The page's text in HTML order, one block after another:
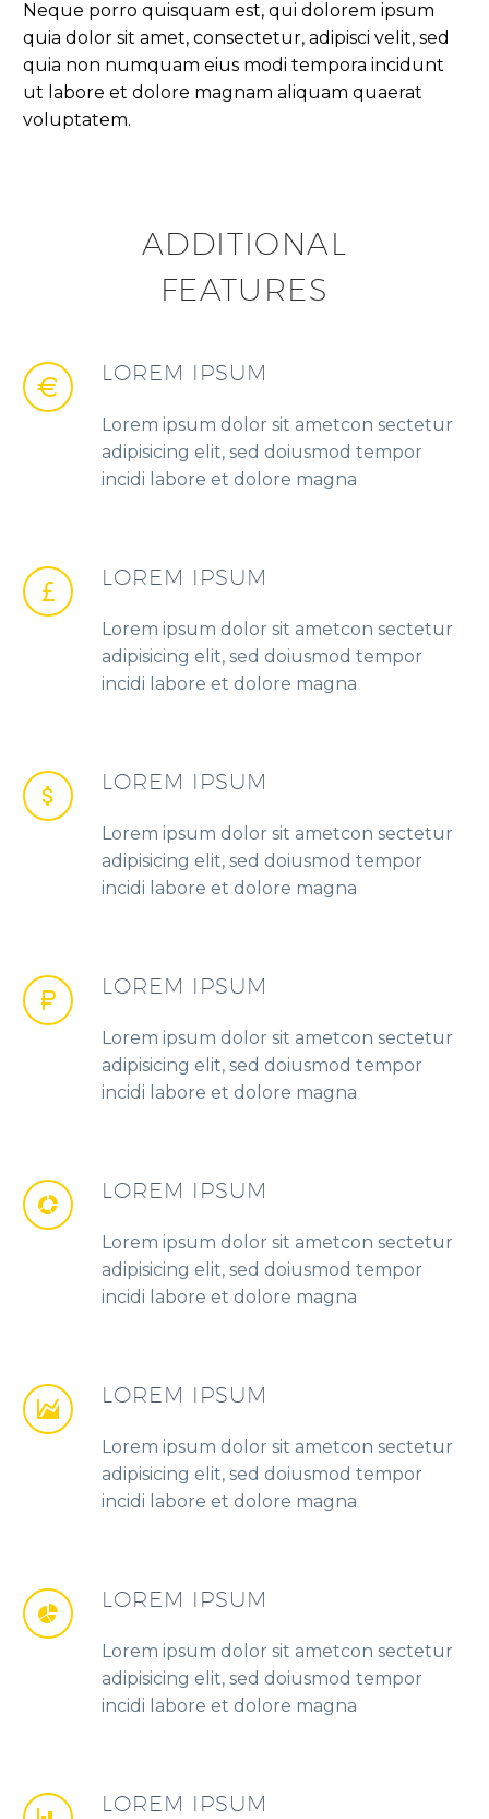
Neque porro quisquam est, qui dolorem ipsum
quia dolor sit amet, consectetur, adipisci velit, sed
quia non numquam eius modi tempora incidunt
ut labore et dolore magnam aliquam quaerat
voluptatem.
ADDITIONAL
FEATURES
LOREM IPSUM
Lorem ipsum dolor sit ametcon sectetur
adipisicing elit, sed doiusmod tempor
incidi labore et dolore magna
LOREM IPSUM
Lorem ipsum dolor sit ametcon sectetur
adipisicing elit, sed doiusmod tempor
incidi labore et dolore magna
LOREM IPSUM
Lorem ipsum dolor sit ametcon sectetur
adipisicing elit, sed doiusmod tempor
incidi labore et dolore magna
LOREM IPSUM
Lorem ipsum dolor sit ametcon sectetur
adipisicing elit, sed doiusmod tempor
incidi labore et dolore magna
LOREM IPSUM
Lorem ipsum dolor sit ametcon sectetur
adipisicing elit, sed doiusmod tempor
incidi labore et dolore magna
LOREM IPSUM
Lorem ipsum dolor sit ametcon sectetur
adipisicing elit, sed doiusmod tempor
incidi labore et dolore magna
LOREM IPSUM
Lorem ipsum dolor sit ametcon sectetur
adipisicing elit, sed doiusmod tempor
incidi labore et dolore magna
LOREM IPSUM